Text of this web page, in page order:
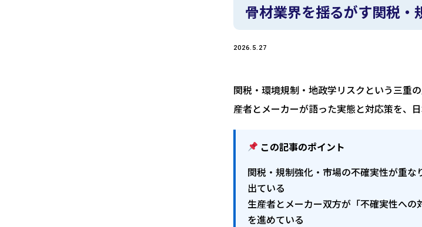
骨材業界を揺るがす関税
2026.5.27
関税・環境規制・地政学リスクという三重
産者とメーカーが語った実態と対応策を、
この記事のポイント
関税・規制強化・市場の不確実性が重
出ている
生産者とメーカー双方が「不確実性へ
を進めている